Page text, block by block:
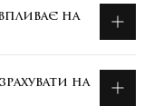
НА
НА